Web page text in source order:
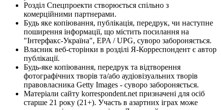
Розділ Спецпроекти створюється спільно з
комерційними партнерами.
Будь яке копіювання, публікація, передрук, чи наступне
поширення інформації, що містить посилання на
"Інтерфакс-Україна", EPA / UPG, суворо забороняється.
Власник веб-сторінки в розділі Я-Корреспондент є автор
публікації.
Будь-яке копіювання, передрук та відтворення
фотографічних творів та/або аудіовізуальних творів
правовласника Getty Images - суворо забороняється.
Матеріали сайту korrespondent.net призначені для осіб
старше 21 року (21+). Участь в азартних іграх може